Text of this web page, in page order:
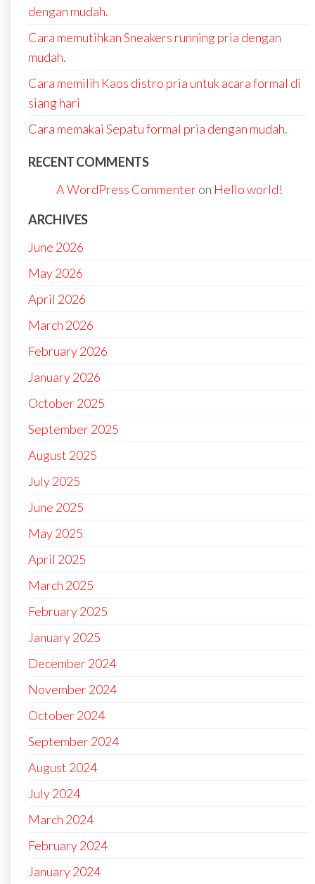
dengan mudah.
Cara memutihkan Sneakers running pria dengan
mudah.
Cara memilih Kaos distro pria untuk acara formal di
siang hari
Cara memakai Sepatu formal pria dengan mudah.
RECENT COMMENTS
A WordPress Commenteron Hello world!
ARCHIVES
June 2026
May 2026
April 2026
March 2026
February 2026
January 2026
October 2025
September 2025
August 2025
July 2025
June 2025
May 2025
April 2025
March 2025
February 2025
January 2025
December 2024
November 2024
October 2024
September 2024
August 2024
July 2024
March 2024
February 2024
January 2024